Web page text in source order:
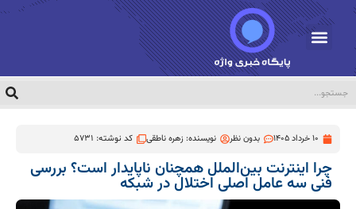
10 خرداد 1405 بدون نظر نویسنده:زهره ناطقی کد نوشته: 5731
چرا اینترنت بین‌الملل همچنان ناپایدار است؟ بررسی
فنی سه عامل اصلی اختلال در شبکه